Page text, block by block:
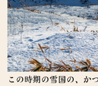
この時期の雪国の、か